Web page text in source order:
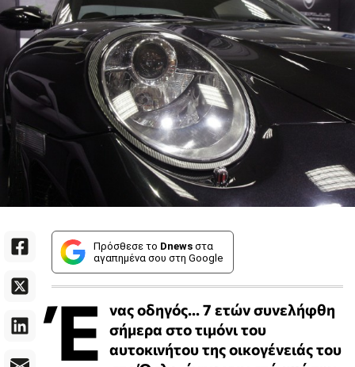
Πρόσθεσε το Dnews στα
αγαπημένα σου στη Google
Έ νας οδηγός... 7 ετών συνελήφθη
σήμερα στο τιμόνι του
αυτοκινήτου της οικογένειάς του